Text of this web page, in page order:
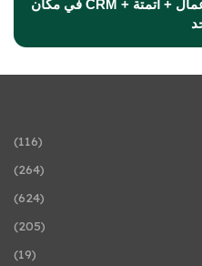
Whats360: نظام واتساب أعمال + أتمتة + CRM في مكان
(116)
(264)
(624)
(205)
(19)